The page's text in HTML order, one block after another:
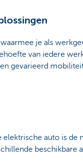
je als
van iedere
gevarieerd
auto is de